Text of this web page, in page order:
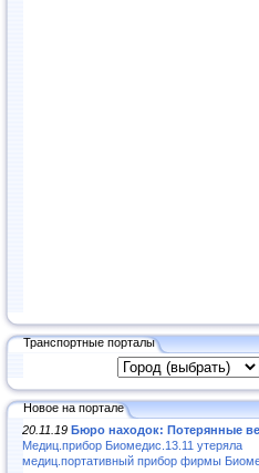
Транспортные порталы
Новое на портале
20.11.19 Бюро находок: Потерянные
Медиц.прибор Биомедис.13.11 утеряла
медиц.портативный прибор фирмы